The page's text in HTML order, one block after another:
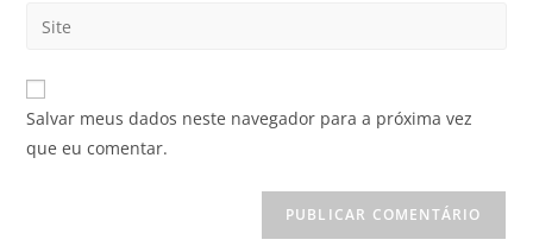
Salvar meus dados neste navegador para a próxima vez
que eu comentar.